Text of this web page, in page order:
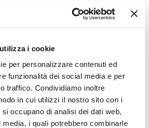
i cookie
per personalizzare contenuti ed
funzionalità dei social media e per
traffico. Condividiamo inoltre
in cui utilizzi il nostro sito con i
occupano di analisi dei dati web,
media, i quali potrebbero combinarle
Refill per diffusore